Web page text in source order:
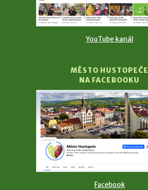
YouTube kanál
MĚSTO HUSTOPEČE
NA FACEBOOKU
Facebook